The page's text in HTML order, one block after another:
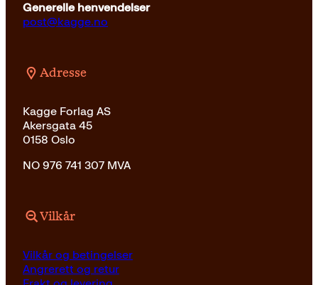
Generelle henvendelser
post@kagge.no
Adresse
Kagge Forlag AS
Akersgata 45
0158 Oslo
NO 976 741 307 MVA
Vilkår
Vilkår og betingelser
Angrerett og retur